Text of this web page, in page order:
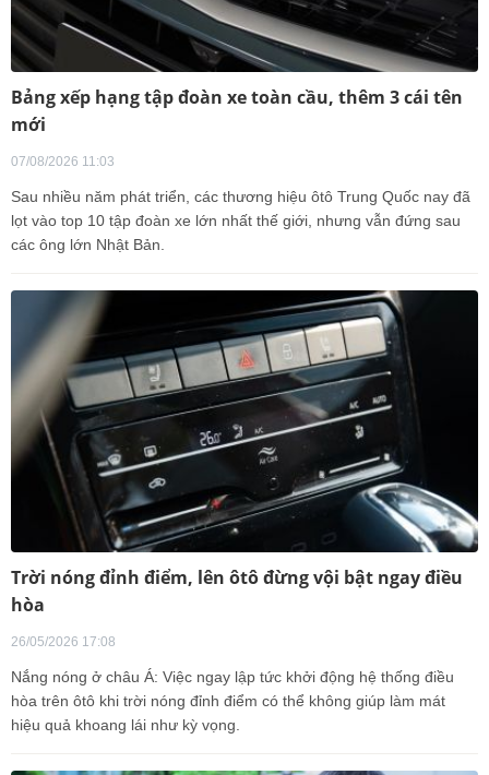
Bảng xếp hạng tập đoàn xe toàn cầu, thêm 3 cái tên
mới
07/08/2026 11:03
Sau nhiều năm phát triển, các thương hiệu ôtô Trung Quốc nay đã
lọt vào top 10 tập đoàn xe lớn nhất thế giới, nhưng vẫn đứng sau
các ông lớn Nhật Bản.
Trời nóng đỉnh điểm, lên ôtô đừng vội bật ngay điều
hòa
26/05/2026 17:08
Nắng nóng ở châu Á: Việc ngay lập tức khởi động hệ thống điều
hòa trên ôtô khi trời nóng đỉnh điểm có thể không giúp làm mát
hiệu quả khoang lái như kỳ vọng.